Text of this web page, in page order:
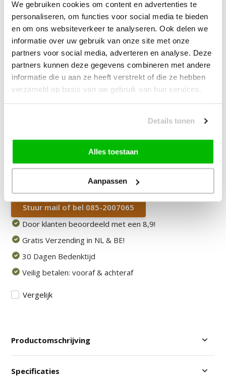
We gebruiken cookies om content en advertenties te
personaliseren, om functies voor social media te bieden
en om ons websiteverkeer te analyseren. Ook delen we
informatie over uw gebruik van onze site met onze
partners voor social media, adverteren en analyse. Deze
partners kunnen deze gegevens combineren met andere
informatie die u aan ze heeft verstrekt of die ze hebben
verzameld op basis van uw gebruik van hun services.
Details tonen
Alles toestaan
Aanpassen
James Vloerkleed Schoonmaakset
| Complete Reinigingsset voor
Tapijt
vanaf 10% korting
Bundelkorting: 129,9089,90
Vink producten om toe te voegen
Heb je een vraag over dit product?
Onze medewerker helpt je graag het juiste product te
vinden.
Stuur mail of bel 085-2007065
Door klanten beoordeeld met een 8,9!
Gratis Verzending in NL & BE!
30 Dagen Bedenktijd
Veilig betalen: vooraf & achteraf
Vergelijk
Productomschrijving
Specificaties